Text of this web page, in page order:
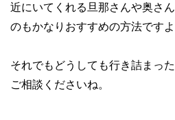
近にいてくれる旦那さんや奥さ
のもかなりおすすめの方法ですよ
それでもどうしても行き詰まっ
ご相談くださいね。